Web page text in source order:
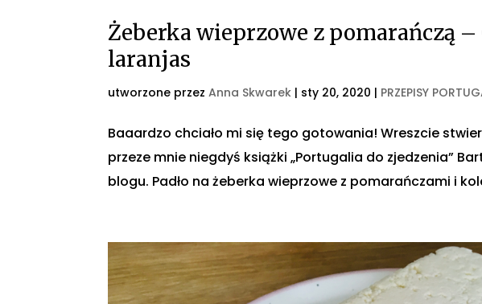
Żeberka wieprzowe z pomarańczą
laranjas
utworzone przezAnna Skwarek | sty 20, 2020 | PRZEPISY
Baaardzo chciało mi się tego gotowania! Wreszcie
przeze mnie niegdyś książki „Portugalia do zjedzenia”
blogu. Padło na żeberka wieprzowe z pomarańczami i